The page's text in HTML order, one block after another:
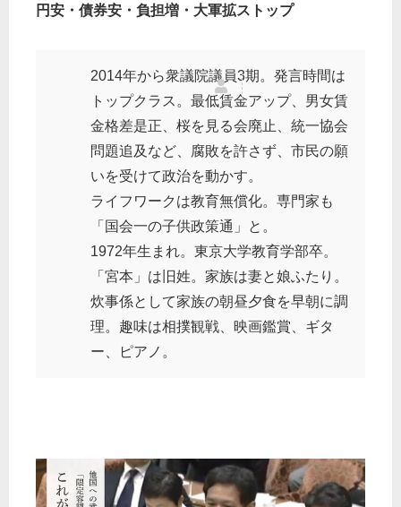
円安・債券安・負担増・大軍拡ストップ
2014年から衆議院議員3期。発言時間は
トップクラス。最低賃金アップ、男女賃
金格差是正、桜を見る会廃止、統一協会
問題追及など、腐敗を許さず、市民の願
いを受けて政治を動かす。
ライフワークは教育無償化。専門家も
「国会一の子供政策通」と。
1972年生まれ。東京大学教育学部卒。
「宮本」は旧姓。家族は妻と娘ふたり。
炊事係として家族の朝昼夕食を早朝に調
理。趣味は相撲観戦、映画鑑賞、ギタ
ー、ピアノ。